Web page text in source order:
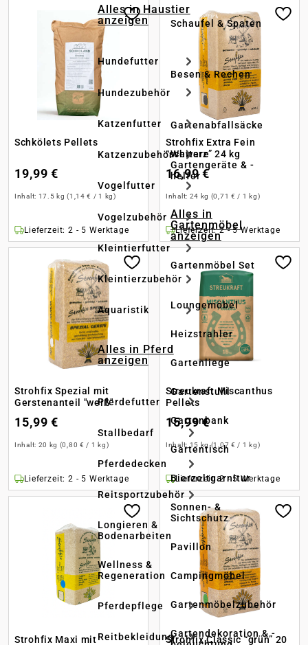
Alles in Haustier
anzeigen
Hundefutter
Hundezubehör
Katzenfutter
Katzenzubehör
Vogelfutter
Vogelzubehör
Kleintierfutter
Kleintierzubehör
Aquaristik
Alles in Pferd
anzeigen
Pferdefutter
Stallbedarf
Pferdedecken
Reitsportzubehör
Longieren &
Bodenarbeiten
Wellness &
Regeneration
Pferdepflege
Reitbekleidung
Schaufel & Spaten
Besen & Rechen
Gartenabfallsäcke
Weitere
Gartengeräte & -
helfer
Alles in
Gartenmöbel
anzeigen
Gartenmöbel Set
Loungemöbel
Heizstrahler
Gartenliege
Gartenstuhl
Gartenbank
Gartentisch
Bierzeltgarnitur
Sonnen- &
Sichtschutz
Pavillon
Campingmöbel
Gartenmöbelzubehör
Gartendekoration & -
Schkölets Pellets
19,99 €
Inhalt: 17.5 kg(1,14 € / 1 kg)
Lieferzeit: 2 - 5 Werktage
Strohfix Extra Fein
“schwarz” 24 kg
16,99 €
Inhalt: 24 kg (0,71 € / 1 kg)
Lieferzeit: 2 - 5 Werktage
Strohfix Spezial mit
Gerstenanteil "weiß"
15,99 €
Inhalt: 20 kg (0,80 € / 1 kg)
Lieferzeit: 2 - 5 Werktage
Streukraft Miscanthus
Pellets
15,99 €
Inhalt: 15 kg(1,07 € / 1 kg)
Lieferzeit: 2 - 5 Werktage
Strohfix Maxi mit Strohfix Classic “grün” 20